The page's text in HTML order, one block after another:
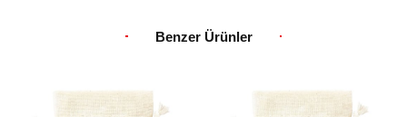
Benzer Ürünler